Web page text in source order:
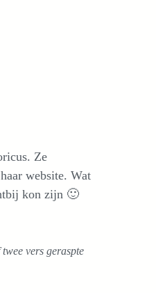
Ze
website. Wat
kon zijn 🙂
vers geraspte